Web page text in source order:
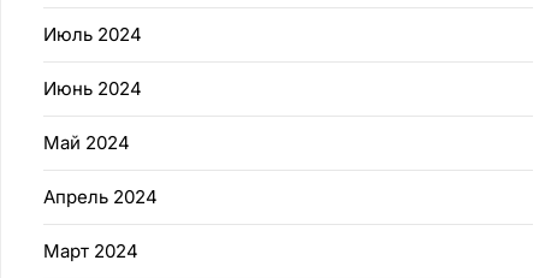
Июль 2024
Июнь 2024
Май 2024
Апрель 2024
Март 2024